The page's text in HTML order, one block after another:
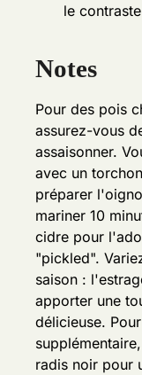
le
Notes
Pour des pois
assurez-vous
assaisonner.
avec un
préparer
mariner 10
cidre pour
"pickled".
saison :
apporter une
délicieuse.
radis noir pour